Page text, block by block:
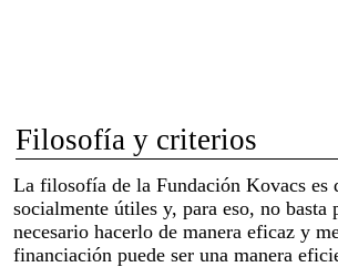
Filosofía y criterios
La filosofía de la Fundación Kovacs es
socialmente útiles y, para eso, no
necesario hacerlo de manera eficaz y
financiación puede ser una manera